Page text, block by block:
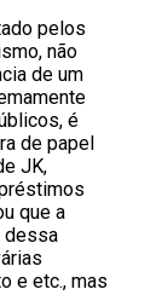
pelos
não
de um
é
de papel
JK,
que a
dessa
e etc., mas